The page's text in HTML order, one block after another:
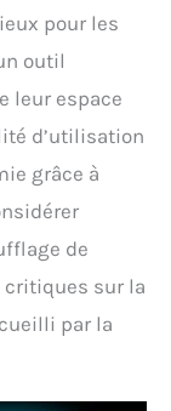
pour les
outil
leur espace
d’utilisation
grâce à
de
critiques sur la
par la